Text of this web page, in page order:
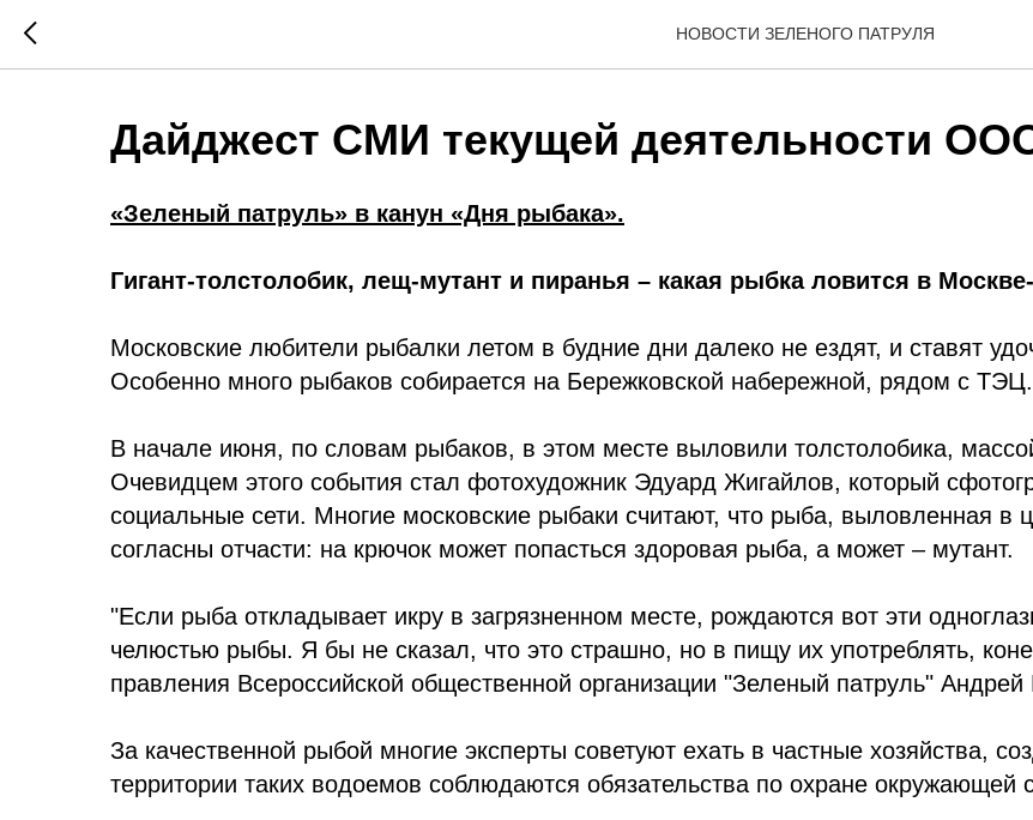
НОВОСТИ ЗЕЛЕНОГО ПАТРУЛЯ
Дайджест СМИ текущей деятельности
«Зеленый патруль» в канун «Дня рыбака».
Гигант-толстолобик, лещ-мутант и пиранья – какая рыбка ловится в
Московские любители рыбалки летом в будние дни далеко не ездят, и ставят
Особенно много рыбаков собирается на Бережковской набережной, рядом с ТЭЦ.
В начале июня, по словам рыбаков, в этом месте выловили толстолобика,
Очевидцем этого события стал фотохудожник Эдуард Жигайлов, который
социальные сети. Многие московские рыбаки считают, что рыба, выловленная в
согласны отчасти: на крючок может попасться здоровая рыба, а может – мутант.
"Если рыба откладывает икру в загрязненном месте, рождаются вот эти
челюстью рыбы. Я бы не сказал, что это страшно, но в пищу их употреблять,
правления Всероссийской общественной организации "Зеленый патруль" Андрей
За качественной рыбой многие эксперты советуют ехать в частные хозяйства,
территории таких водоемов соблюдаются обязательства по охране окружающей